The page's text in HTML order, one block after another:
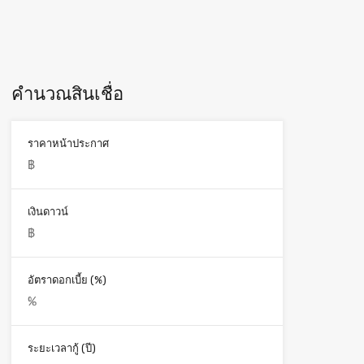
คำนวณสินเชื่อ
ราคาหน้าประกาศ
เงินดาวน์
อัตราดอกเบี้ย (%)
ระยะเวลากู้ (ปี)